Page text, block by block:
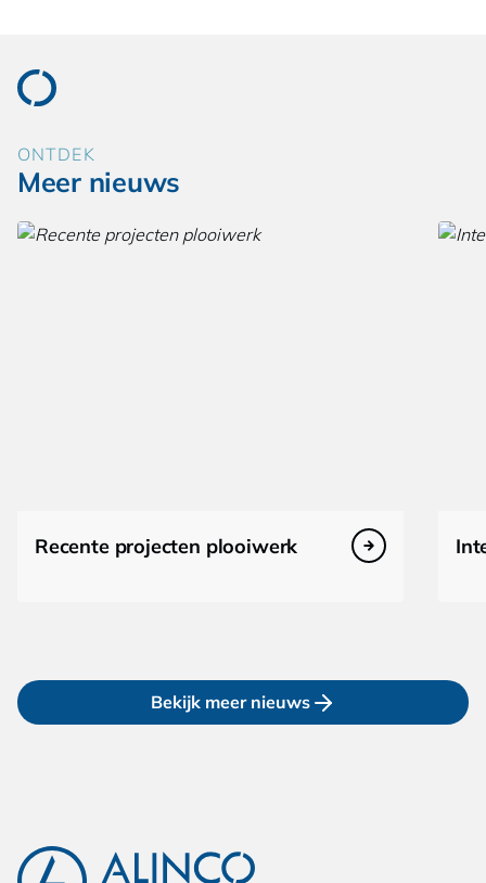
ONTDEK
Meer nieuws
Recente projecten plooiwerk
Bekijk meer nieuws